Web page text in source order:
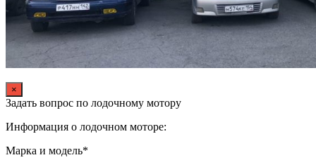
×
Задать вопрос по лодочному мотору
Информация о лодочном моторе:
Марка и модель*